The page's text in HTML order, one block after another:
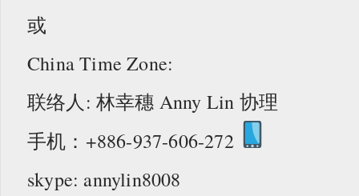
或
China Time Zone:
联络人: 林幸穗 Anny Lin 协理
手机：+886-937-606-272
skype: annylin8008